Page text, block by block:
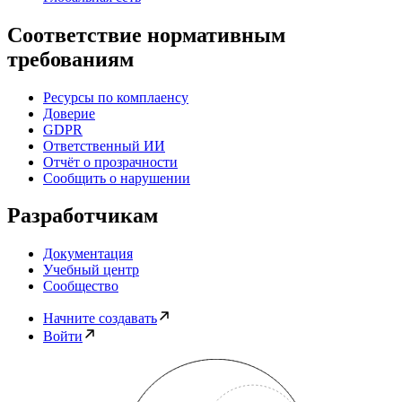
Соответствие нормативным
требованиям
Ресурсы по комплаенсу
Доверие
GDPR
Ответственный ИИ
Отчёт о прозрачности
Сообщить о нарушении
Разработчикам
Документация
Учебный центр
Сообщество
Начните создавать
Войти